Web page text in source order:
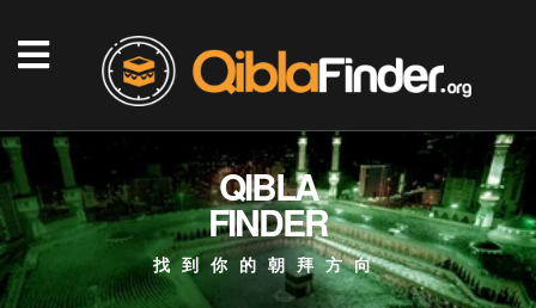
QIBLA
FINDER
找到你的朝拜方向